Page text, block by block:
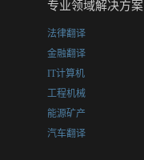
专业领域解决方案
法律翻译
金融翻译
IT计算机
工程机械
能源矿产
汽车翻译